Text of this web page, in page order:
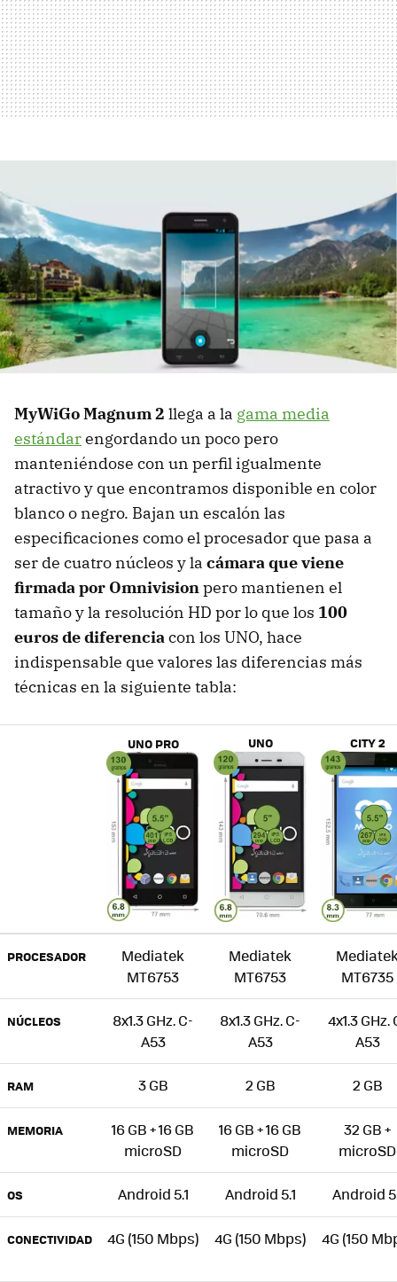
MyWiGo Magnum 2 llega a la gama media
estándarengordando un poco pero
manteniéndose con un perfil igualmente
atractivo y que encontramos disponible en color
blanco o negro. Bajan un escalón las
especificaciones como el procesador que pasa a
ser de cuatro núcleos y la cámara que viene
firmada por Omnivisionpero mantienen el
tamaño y la resolución HD por lo que los 100
euros de diferenciacon los UNO, hace
indispensable que valores las diferencias más
técnicas en la siguiente tabla:
UNO PRO UNO CITY 2
PROCESADOR
Mediatek
MT6753
Mediatek
MT6753
MT6735
NÚCLEOS
8x1.3 GHz. C-
A53
8x1.3 GHz. C-
A53
4x1.3 GHz.
A53
RAM 3 GB 2 GB 2 GB
MEMORIA
16 GB + 16 GB
microSD
16 GB + 16 GB
microSD
32 GB +
microSD
OS Android 5.1 Android 5.1 Android
CONECTIVIDAD 4G (150 Mbps) 4G (150 Mbps) 4G (150